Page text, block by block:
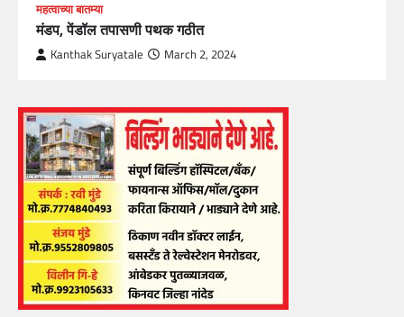
महत्वाच्या बातम्या
मंडप, पेंडॉल तपासणी पथक गठीत
Kanthak Suryatale March 2, 2024